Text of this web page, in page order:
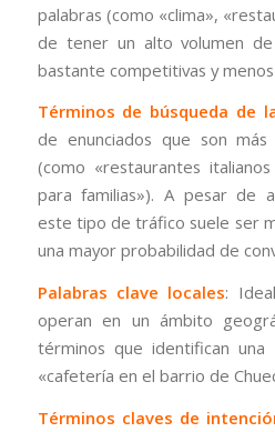
palabras (como «clima»,
de tener un alto volumen
bastante competitivas y
Términos de búsqueda de
de enunciados que son
(como «restaurantes
para familias»). A pesar de
este tipo de tráfico suele ser
una mayor probabilidad de
Palabras clave locales:
operan en un ámbito
términos que identifican una
«cafetería en el barrio de
Términos claves de